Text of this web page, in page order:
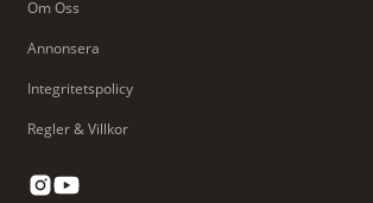
Om Oss
Annonsera
Integritetspolicy
Regler & Villkor